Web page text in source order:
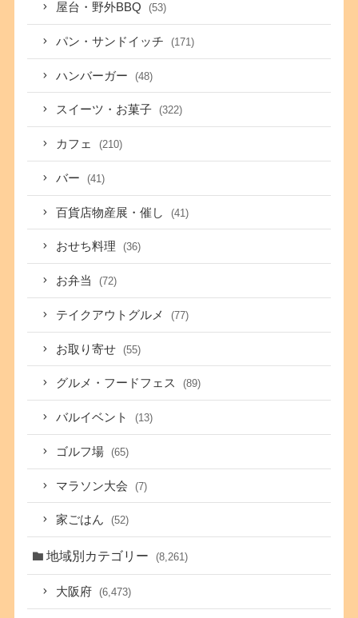
屋台・野外BBQ (53)
パン・サンドイッチ (171)
ハンバーガー (48)
スイーツ・お菓子 (322)
カフェ (210)
バー (41)
百貨店物産展・催し (41)
おせち料理 (36)
お弁当 (72)
テイクアウトグルメ (77)
お取り寄せ (55)
グルメ・フードフェス (89)
バルイベント (13)
ゴルフ場 (65)
マラソン大会 (7)
家ごはん (52)
地域別カテゴリー (8,261)
大阪府 (6,473)